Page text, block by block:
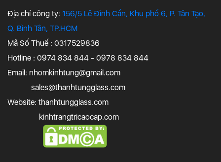
Địa chỉ công ty: 156/5 Lê Đình Cẩn, Khu phố 6, P. Tân Tạo,
Q. Bình Tân, TP.HCM
Mã Số Thuế : 0317529836
Hotline : 0974 834 844 - 0978 834 844
Email: nhomkinhtung@gmail.com
sales@thanhtungglass.com
Website: thanhtungglass.com
kinhtrangtricaocap.com